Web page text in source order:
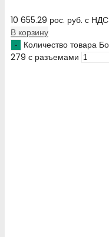
10 655.29 рос. руб. с НДС
В корзину
Количество товара
279 с разъемами